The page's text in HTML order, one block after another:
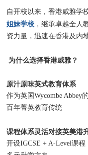
自开校以来，香港威雅学
姐妹学校 ，继承卓越全人
资力量，迅速在香港及内
为什么选择香港威雅？
原汁原味英式教育体系
作为英国Wycombe Abbey
百年菁英教育传统
课程体系灵活对接英美港
开设IGCSE + A-Level课